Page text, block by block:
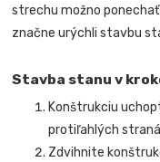
strechu možno
značne urýchli stavbu
Stavba stanu v
Konštrukciu
protiľahlých
Zdvihnite